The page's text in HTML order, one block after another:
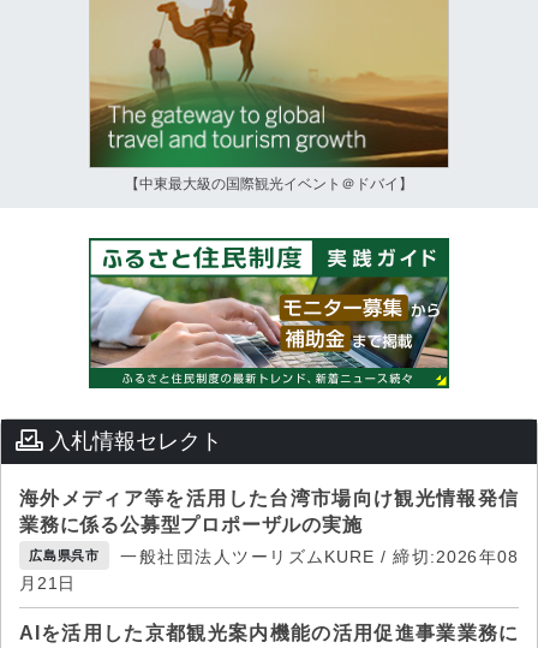
【中東最大級の国際観光イベント＠ドバイ】
入札情報セレクト
海外メディア等を活用した台湾市場向け観光情報発信
業務に係る公募型プロポーザルの実施
広島県呉市
一般社団法人ツーリズムKURE / 締切:2026年08
月21日
AIを活用した京都観光案内機能の活用促進事業業務に